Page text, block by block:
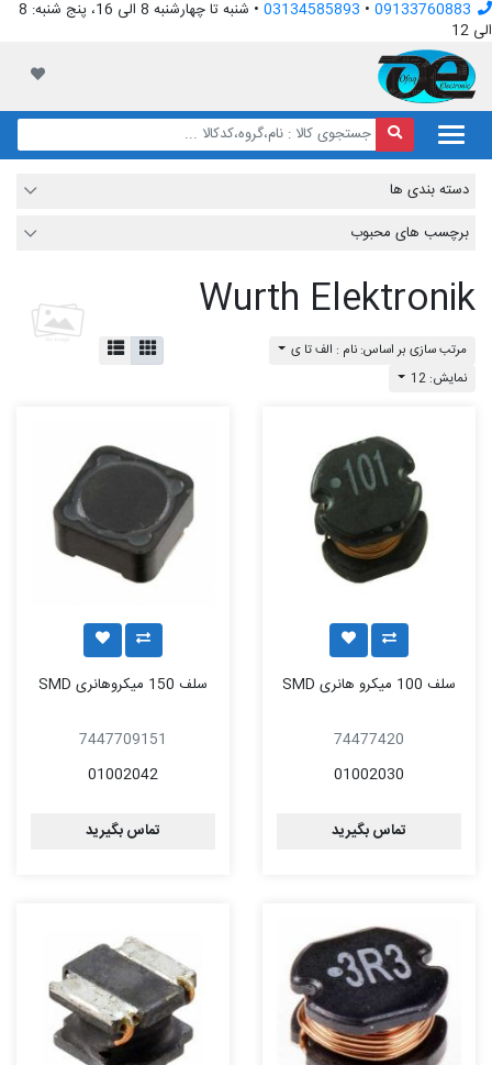
09133760883
•
03134585893
• شنبه تا چهارشنبه 8 الی 16، پنج شنبه: 8
الی 12
لیست
دسته بندی ها
برچسب های محبوب
Wurth Elektronik
مرتب سازی بر اساس: نام : الف تا ی
نمایش: 12
سلف 100 میکرو هانری SMD
74477420
01002030
تماس بگیرید
سلف 150 میکروهانری SMD
7447709151
01002042
تماس بگیرید